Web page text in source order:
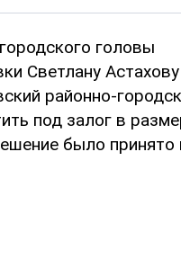
головы
Светлану Астахову
районно-
под залог в
было принято